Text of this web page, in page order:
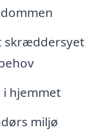
skræddersyet
hjemmet
miljø